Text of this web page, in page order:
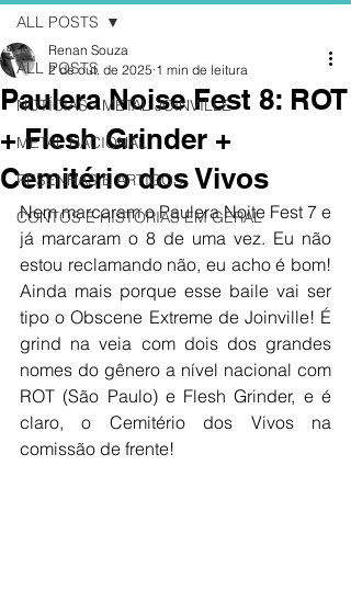
ALL POSTS
NOTÍCIAS - METAL JOINVILLE
METAL NACIONAL
RESENHAS E ARTIGOS
CONTOS E HISTÓRIAS EM GERAL
ALL POSTS
Paulera Noise Fest 8: ROT
+ Flesh Grinder +
Cemitério dos Vivos
Renan Souza
2 de out. de 2025 1 min de leitura
Nem marcaram o Paulera Noite Fest 7 e
já marcaram o 8 de uma vez. Eu não
estou reclamando não, eu acho é bom!
Ainda mais porque esse baile vai ser
tipo o Obscene Extreme de Joinville! É
grind na veia com dois dos grandes
nomes do gênero a nível nacional com
ROT (São Paulo) e Flesh Grinder, e é
claro, o Cemitério dos Vivos na
comissão de frente!